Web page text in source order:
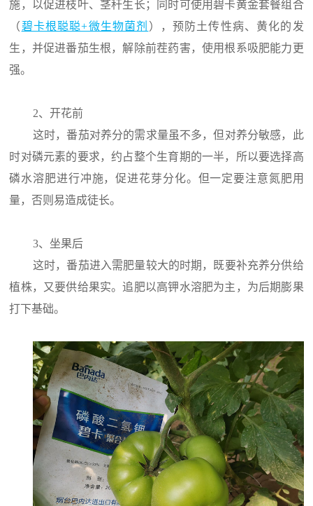
施，以促进枝叶、茎秆生长；同时可使用碧卡黄金套餐组合
（碧卡根聪聪+微生物菌剂 ），预防土传性病、黄化的发
生，并促进番茄生根，解除前茬药害，使用根系吸肥能力更
强。
2、开花前
这时，番茄对养分的需求量虽不多，但对养分敏感，此
时对磷元素的要求，约占整个生育期的一半，所以要选择高
磷水溶肥进行冲施，促进花芽分化。但一定要注意氮肥用
量，否则易造成徒长。
3、坐果后
这时，番茄进入需肥量较大的时期，既要补充养分供给
植株，又要供给果实。追肥以高钾水溶肥为主，为后期膨果
打下基础。